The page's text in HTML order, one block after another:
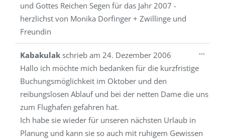
und Gottes Reichen Segen für das Jahr 2007 -
herzlichst von Monika Dorfinger + Zwillinge und
Freundin
Kabakulak schrieb am 24. Dezember 2006
Hallo ich möchte mich bedanken für die kurzfristige
Buchungsmöglichkeit im Oktober und den
reibungslosen Ablauf und bei der netten Dame die uns
zum Flughafen gefahren hat.
Ich habe sie wieder für unseren nächsten Urlaub in
Planung und kann sie so auch mit ruhigem Gewissen
...